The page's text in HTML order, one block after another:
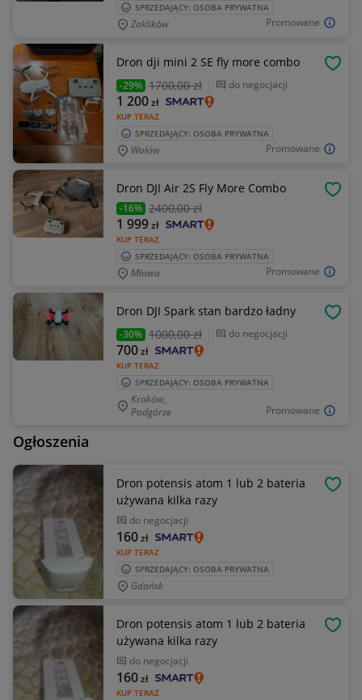
Promowane
SPRZEDAJĄCY: OSOBA PRYWATNA
Zaklików
Promowane
Dron dji mini 2 SE fly more combo
-29% 1700,00 zł do negocjacji
KUP TERAZ
1 200zł
SPRZEDAJĄCY: OSOBA PRYWATNA
Wołów
Promowane
Dron DJI Air 2S Fly More Combo
-16% 2400,00 zł
KUP TERAZ
1 999zł
SPRZEDAJĄCY: OSOBA PRYWATNA
Mława
Promowane
Dron DJI Spark stan bardzo ładny
-30% 1000,00 zł do negocjacji
KUP TERAZ
700zł
SPRZEDAJĄCY: OSOBA PRYWATNA
Kraków,
Podgórze
Ogłoszenia
Dron potensis atom 1 lub 2 bateria
używana kilka razy
do negocjacji
KUP TERAZ
160zł
SPRZEDAJĄCY: OSOBA PRYWATNA
Gdańsk
Dron potensis atom 1 lub 2 bateria
używana kilka razy
do negocjacji
KUP TERAZ
160zł